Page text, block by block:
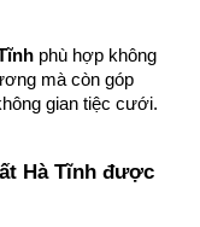
phù hợp không
mà còn góp
gian tiệc cưới.
Hà Tĩnh được